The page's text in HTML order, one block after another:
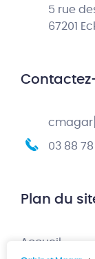
5 rue
67201
03 88
Plan du
Accueil